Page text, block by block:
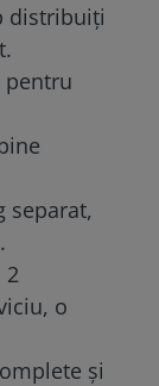
distribuiți
pentru
separat,
2
o
și